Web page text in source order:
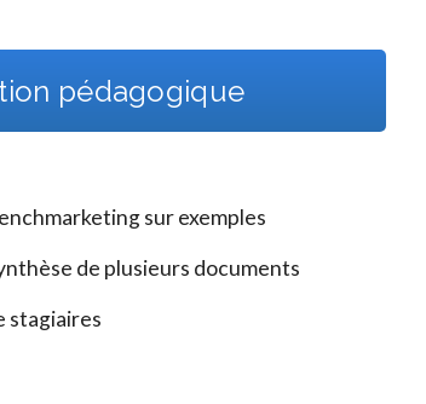
pédagogique
sur exemples
de plusieurs documents
stagiaires